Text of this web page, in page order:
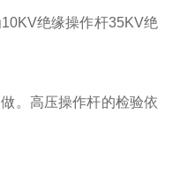
绝缘操作杆35KV绝
。高压操作杆的检验依